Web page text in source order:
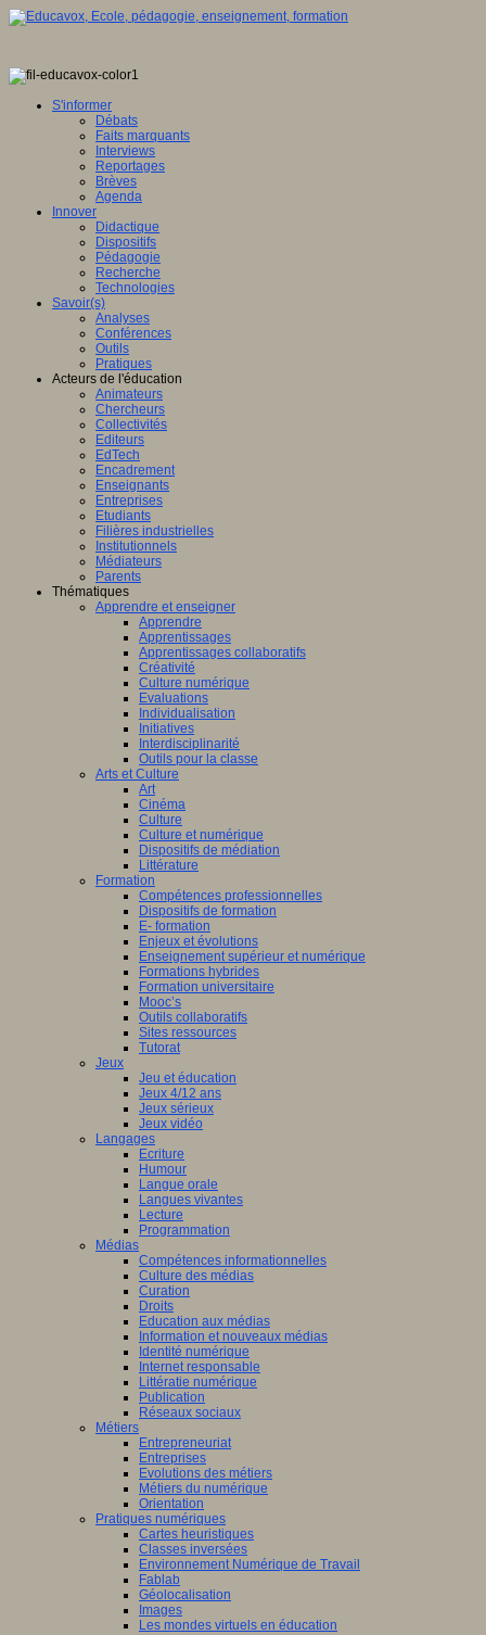
S'informer
Débats
Faits marquants
Interviews
Reportages
Brèves
Agenda
Innover
Didactique
Dispositifs
Pédagogie
Recherche
Technologies
Savoir(s)
Analyses
Conférences
Outils
Pratiques
Acteurs de l'éducation
Animateurs
Chercheurs
Collectivités
Editeurs
EdTech
Encadrement
Enseignants
Entreprises
Etudiants
Filières industrielles
Institutionnels
Médiateurs
Parents
Thématiques
Apprendre et enseigner
Apprendre
Apprentissages
Apprentissages collaboratifs
Créativité
Culture numérique
Evaluations
Individualisation
Initiatives
Interdisciplinarité
Outils pour la classe
Arts et Culture
Art
Cinéma
Culture
Culture et numérique
Dispositifs de médiation
Littérature
Formation
Compétences professionnelles
Dispositifs de formation
E- formation
Enjeux et évolutions
Enseignement supérieur et numérique
Formations hybrides
Formation universitaire
Mooc’s
Outils collaboratifs
Sites ressources
Tutorat
Jeux
Jeu et éducation
Jeux 4/12 ans
Jeux sérieux
Jeux vidéo
Langages
Ecriture
Humour
Langue orale
Langues vivantes
Lecture
Programmation
Médias
Compétences informationnelles
Culture des médias
Curation
Droits
Education aux médias
Information et nouveaux médias
Identité numérique
Internet responsable
Littératie numérique
Publication
Réseaux sociaux
Métiers
Entrepreneuriat
Entreprises
Evolutions des métiers
Métiers du numérique
Orientation
Pratiques numériques
Cartes heuristiques
Classes inversées
Environnement Numérique de Travail
Fablab
Géolocalisation
Images
Les mondes virtuels en éducation